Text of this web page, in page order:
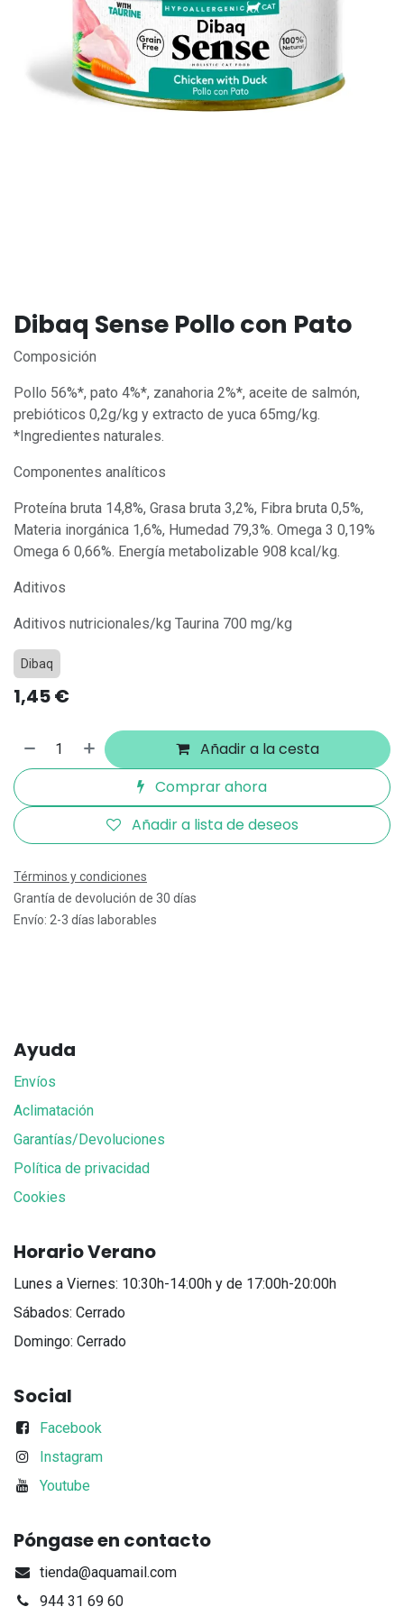
Dibaq Sense Pollo con Pato
Composición
Pollo 56%*, pato 4%*, zanahoria 2%*, aceite de salmón,
prebióticos 0,2g/kg y extracto de yuca 65mg/kg.
*Ingredientes naturales.
Componentes analíticos
Proteína bruta 14,8%, Grasa bruta 3,2%, Fibra bruta 0,5%,
Materia inorgánica 1,6%, Humedad 79,3%. Omega 3 0,19%
Omega 6 0,66%. Energía metabolizable 908 kcal/kg.
Aditivos
Aditivos nutricionales/kg Taurina 700 mg/kg
Dibaq
1,45€
Añadir a la cesta
Comprar ahora
Añadir a lista de deseos
Términos y condiciones
Grantía de devolución de 30 días
Envío: 2-3 días laborables
Ayuda
Envíos
Aclimatación
Garantías/Devoluciones
Política de privacidad
Cookies
Horario Verano
Lunes a Viernes: 10:30h-14:00h y de 17:00h-20:00h
Sábados: Cerrado
Domingo: Cerrado
Social
Facebook
Instagram
Youtube
Póngase en contacto
tienda@aquamail.com
944 31 69 60